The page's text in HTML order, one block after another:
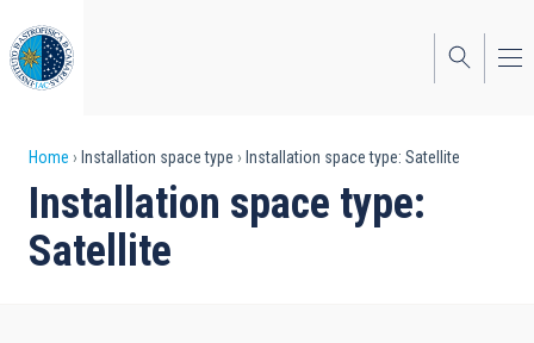
to
main
content
Breadcrumb
Home Installation space type Installation space type: Satellite
Installation space type:
Satellite